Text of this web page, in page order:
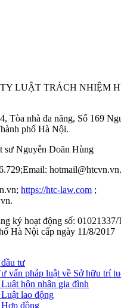
TY LUẬT TRÁCH NHIỆM
Tòa nhà đa năng, Số 169
phố Hà Nội.
sư Nguyễn Doãn Hùng
hotmail@htcvn.vn.
https://htc-law.com ;
ký hoạt động số:
Hà Nội cấp ngày 11/8/2017
tư
vấn pháp luật về Sở hữu trí
hôn nhân gia đình
lao động
đồng